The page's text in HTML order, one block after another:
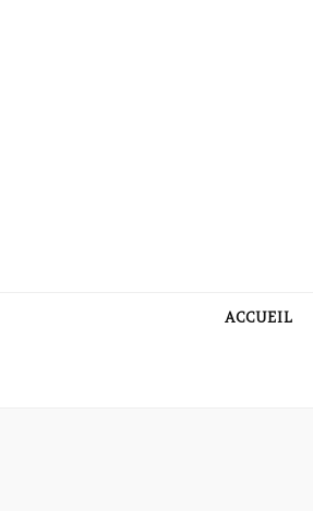
ACCUEIL